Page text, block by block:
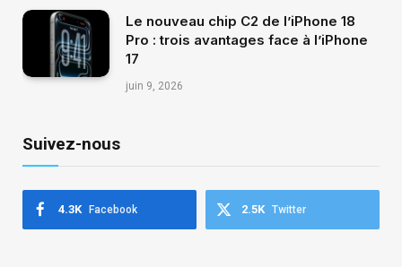
Le nouveau chip C2 de l’iPhone 18
Pro : trois avantages face à l’iPhone
17
juin 9, 2026
Suivez-nous
Facebook
4.3K Twitter
2.5K